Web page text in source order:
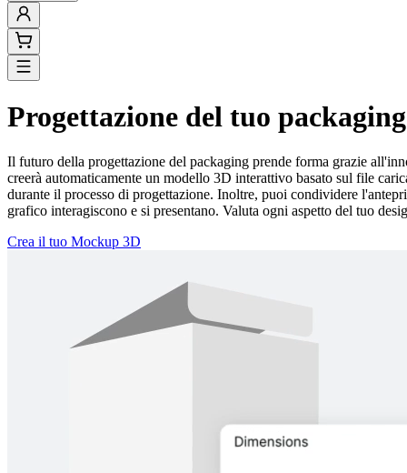
Progettazione del tuo packaging
Il futuro della progettazione del packaging prende forma grazie
creerà automaticamente un modello 3D interattivo basato sul file
durante il processo di progettazione. Inoltre, puoi condividere
grafico interagiscono e si presentano. Valuta ogni aspetto del tuo
Crea il tuo Mockup 3D